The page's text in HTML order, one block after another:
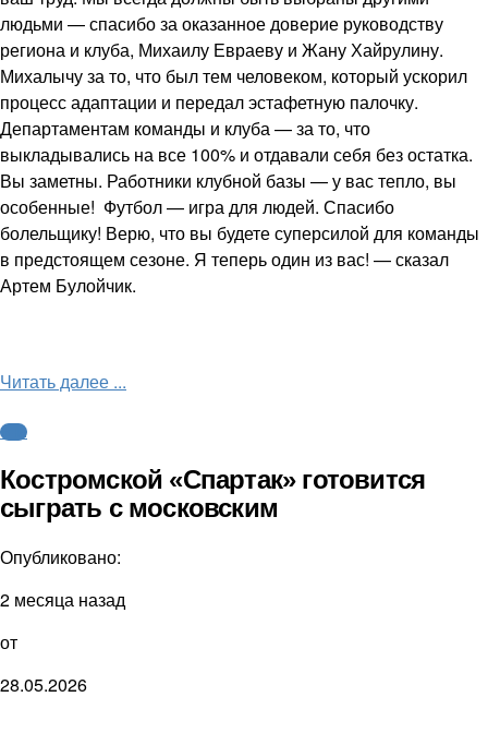
людьми — спасибо за оказанное доверие руководству
региона и клуба, Михаилу Евраеву и Жану Хайрулину.
Михалычу за то, что был тем человеком, который ускорил
процесс адаптации и передал эстафетную палочку.
Департаментам команды и клуба — за то, что
выкладывались на все 100% и отдавали себя без остатка.
Вы заметны. Работники клубной базы — у вас тепло, вы
особенные! Футбол — игра для людей. Спасибо
болельщику! Верю, что вы будете суперсилой для команды
в предстоящем сезоне. Я теперь один из вас! — сказал
Артем Булойчик.
Читать далее ...
ФНЛ
Костромской «Спартак» готовится
сыграть с московским
Опубликовано:
2 месяца назад
от
28.05.2026